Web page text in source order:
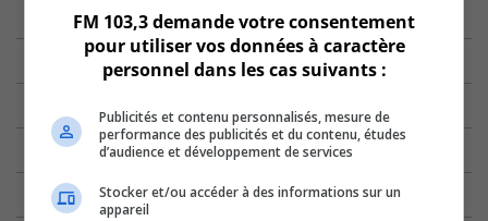
FM 103,3 demande votre consentement
pour utiliser vos données à caractère
personnel dans les cas suivants :
Publicités et contenu personnalisés, mesure de
performance des publicités et du contenu, études
d’audience et développement de services
Stocker et/ou accéder à des informations sur un
appareil